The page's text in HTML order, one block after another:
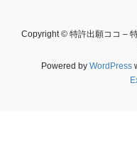
Copyright © 特許出願ココ –
Powered by WordPress